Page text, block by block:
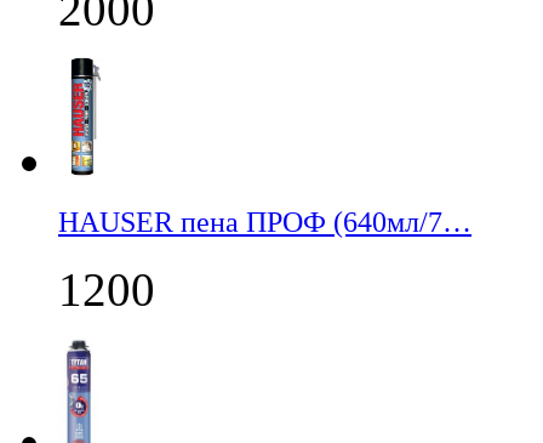
НАUSER пена ПРОФ (640мл/7…
1200